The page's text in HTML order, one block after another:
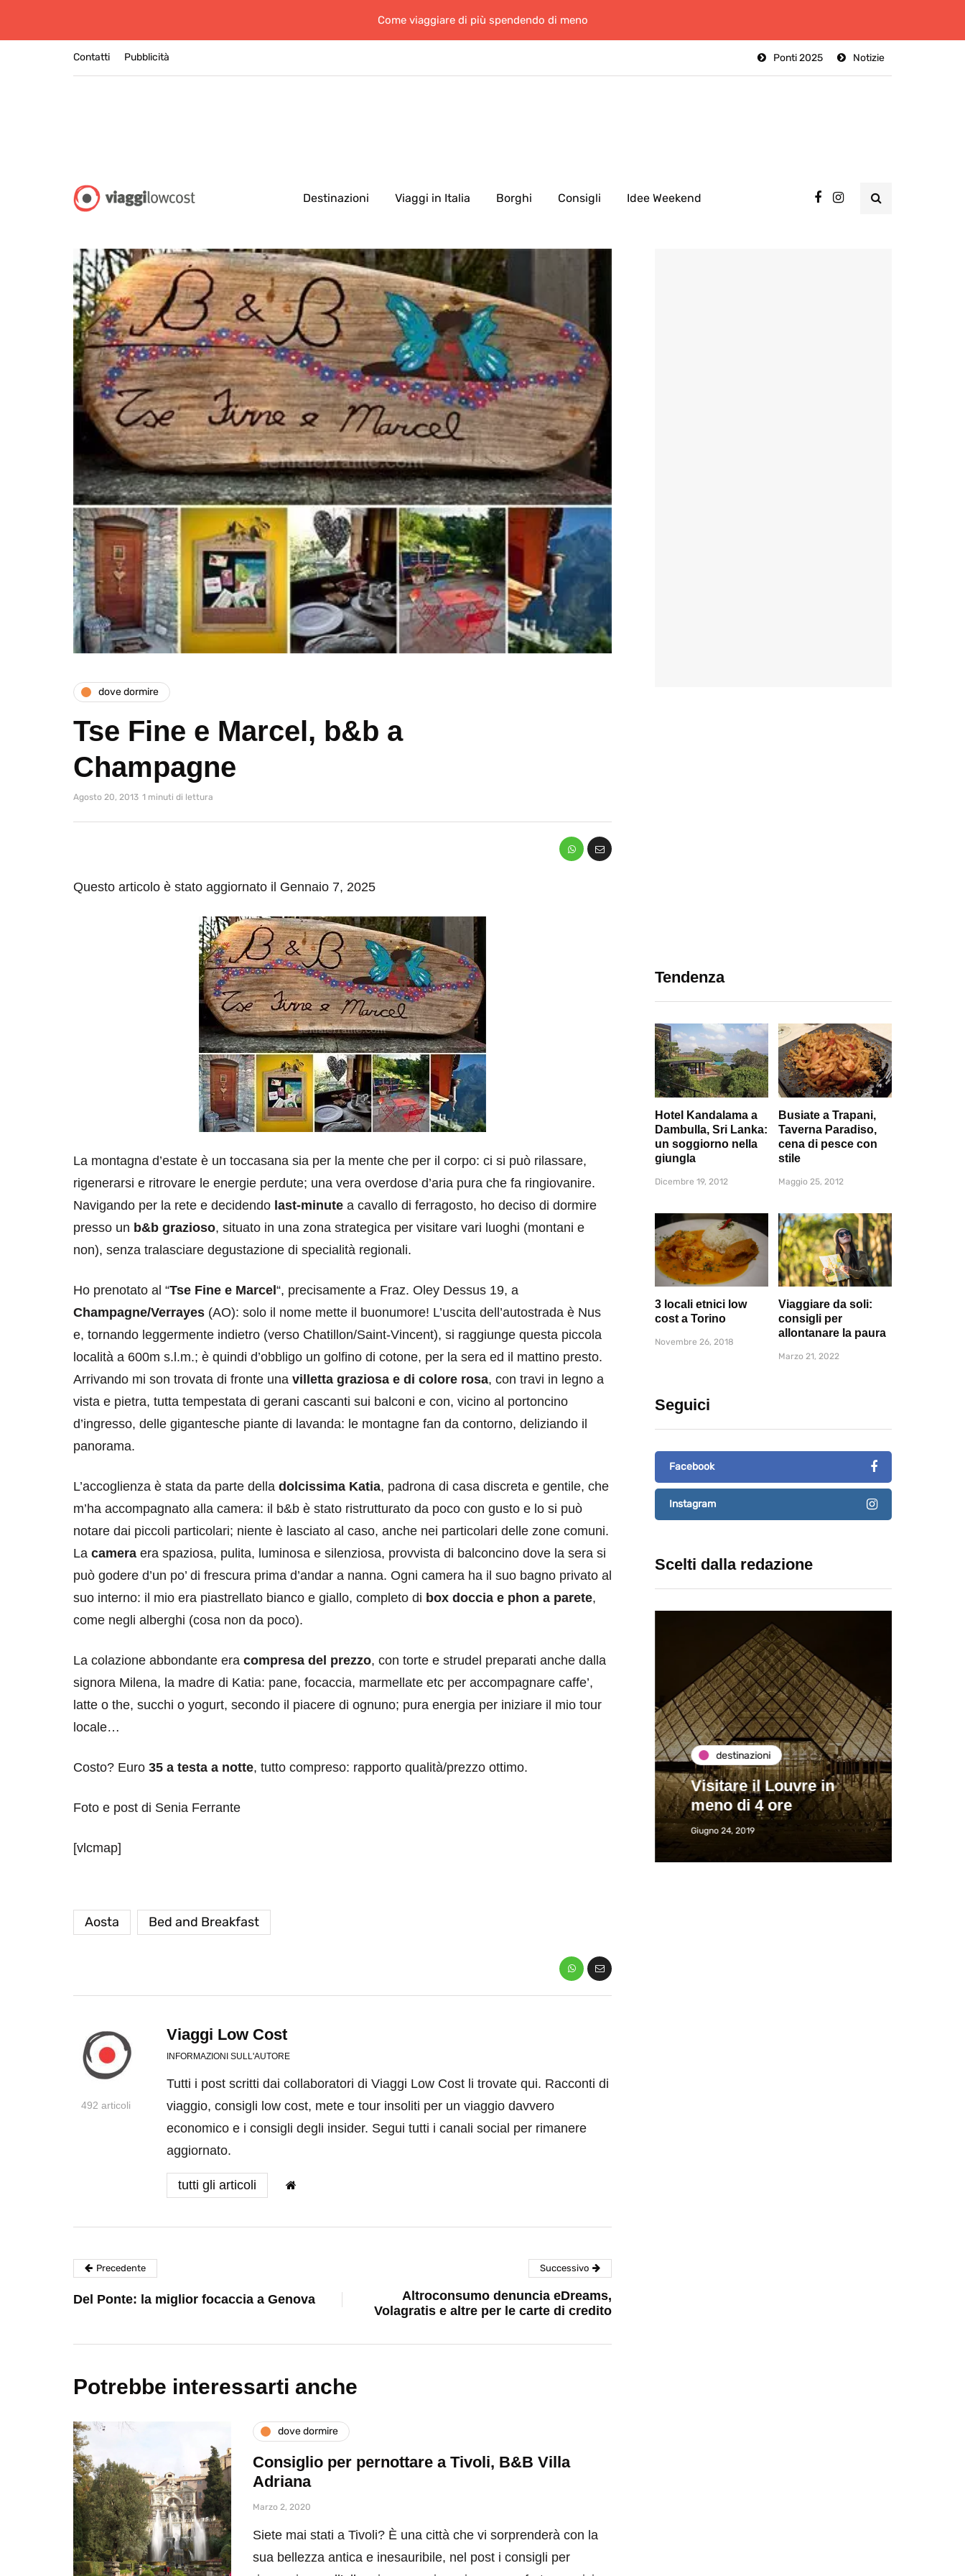
Come viaggiare di più spendendo di meno
Contatti Notizie
Ponti 2025
Pubblicità
Destinazioni Viaggi in Italia Borghi Consigli Idee Weekend
dove dormire
Tse Fine e Marcel, b&b a
Champagne
Agosto 20, 2013 1 minuti di lettura
Questo articolo è stato aggiornato il Gennaio 7, 2025
La montagna d’estate è un toccasana sia per la mente che per il corpo: ci si può rilassare,
rigenerarsi e ritrovare le energie perdute; una vera overdose d’aria pura che fa ringiovanire.
Navigando per la rete e decidendo last-minute a cavallo di ferragosto, ho deciso di dormire
presso un b&b grazioso, situato in una zona strategica per visitare vari luoghi (montani e
non), senza tralasciare degustazione di specialità regionali.
Ho prenotato al “Tse Fine e Marcel“, precisamente a Fraz. Oley Dessus 19, a
Champagne/Verrayes (AO): solo il nome mette il buonumore! L’uscita dell’autostrada è Nus
e, tornando leggermente indietro (verso Chatillon/Saint-Vincent), si raggiunge questa piccola
località a 600m s.l.m.; è quindi d’obbligo un golfino di cotone, per la sera ed il mattino presto.
Arrivando mi son trovata di fronte una villetta graziosa e di colore rosa, con travi in legno a
vista e pietra, tutta tempestata di gerani cascanti sui balconi e con, vicino al portoncino
d’ingresso, delle gigantesche piante di lavanda: le montagne fan da contorno, deliziando il
panorama.
L’accoglienza è stata da parte della dolcissima Katia, padrona di casa discreta e gentile, che
m’ha accompagnato alla camera: il b&b è stato ristrutturato da poco con gusto e lo si può
notare dai piccoli particolari; niente è lasciato al caso, anche nei particolari delle zone comuni.
La camera era spaziosa, pulita, luminosa e silenziosa, provvista di balconcino dove la sera si
può godere d’un po’ di frescura prima d’andar a nanna. Ogni camera ha il suo bagno privato al
suo interno: il mio era piastrellato bianco e giallo, completo di box doccia e phon a parete,
come negli alberghi (cosa non da poco).
La colazione abbondante era compresa del prezzo, con torte e strudel preparati anche dalla
signora Milena, la madre di Katia: pane, focaccia, marmellate etc per accompagnare caffe’,
latte o the, succhi o yogurt, secondo il piacere di ognuno; pura energia per iniziare il mio tour
locale…
Costo? Euro 35 a testa a notte, tutto compreso: rapporto qualità/prezzo ottimo.
Foto e post di Senia Ferrante
[vlcmap]
Aosta Bed and Breakfast
Tendenza
Hotel Kandalama a
Dambulla, Sri Lanka:
un soggiorno nella
giungla
Dicembre 19, 2012
Busiate a Trapani,
Taverna Paradiso,
cena di pesce con
stile
Maggio 25, 2012
3 locali etnici low
cost a Torino
Novembre 26, 2018
Viaggiare da soli:
consigli per
allontanare la paura
Marzo 21, 2022
Seguici
Facebook
Instagram
Scelti dalla redazione
di 4 ore
Immaturi il Viaggio
destinazioni
Visitare il Louvre in
meno di 4 ore
Giugno 24, 2019
492 articoli
Viaggi Low Cost
INFORMAZIONI SULL'AUTORE
Tutti i post scritti dai collaboratori di Viaggi Low Cost li trovate qui. Racconti di
viaggio, consigli low cost, mete e tour insoliti per un viaggio davvero
economico e i consigli degli insider. Segui tutti i canali social per rimanere
aggiornato.
tutti gli articoli
Precedente
Del Ponte: la miglior focaccia a Genova
Successivo
Altroconsumo denuncia eDreams,
Volagratis e altre per le carte di credito
Potrebbe interessarti anche
dove dormire
Consiglio per pernottare a Tivoli, B&B Villa
Adriana
Marzo 2, 2020
Siete mai stati a Tivoli? È una città che vi sorprenderà con la
sua bellezza antica e inesauribile, nel post i consigli per